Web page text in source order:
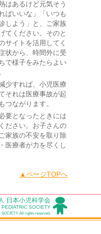
はあるけど元気そう
ばいいな」「いつも
しよう」と、ご家族
てください。そのと
サイトを活用してく
状から、時間外に受
で様子をみたらよい
少すれば、小児医療
それは医療事故が起
つながります。
要となったときには
ださい。お子さんの
家族の不安を取り除
医療者が力を尽くし
▲ページTOPへ
日本小児科学会
PEDIATRIC SOCIETY
SOCIETY. All rights reserved.